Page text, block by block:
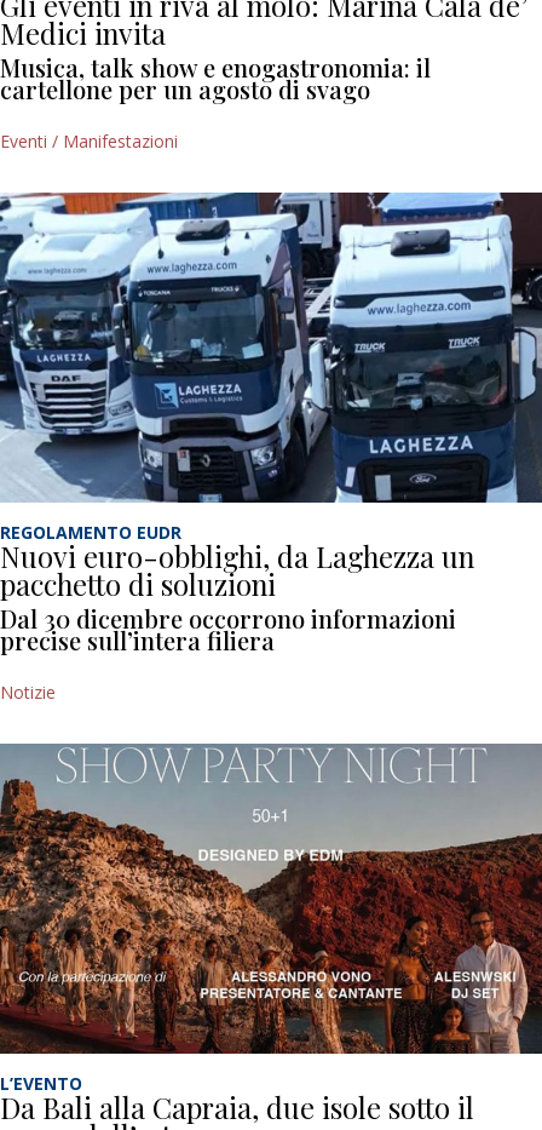
Medici invita
Musica, talk show e enogastronomia: il
cartellone per un agosto di svago
Eventi / Manifestazioni
REGOLAMENTO EUDR
Nuovi euro-obblighi, da Laghezza un
pacchetto di soluzioni
Dal 30 dicembre occorrono informazioni
precise sull’intera filiera
Notizie
L’EVENTO
Da Bali alla Capraia, due isole sotto il